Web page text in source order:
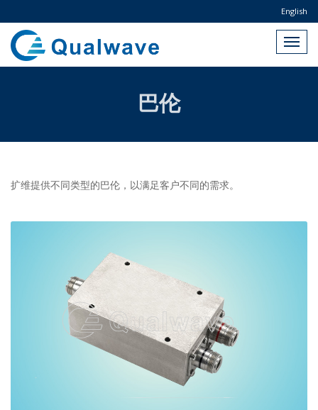
English
巴伦
扩维提供不同类型的巴伦，以满足客户不同的需求。